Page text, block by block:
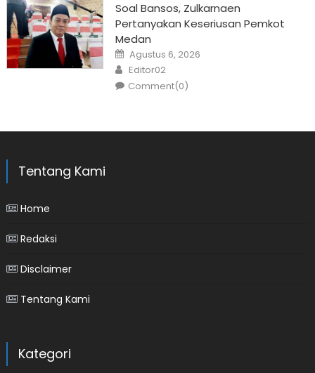
Soal Bansos, Zulkarnaen
Pertanyakan Keseriusan Pemkot
Medan
Posted
on
Agustus 6, 2026
Author
Editor02
Comment(0)
Tentang Kami
Home
Redaksi
Disclaimer
Tentang Kami
Kategori